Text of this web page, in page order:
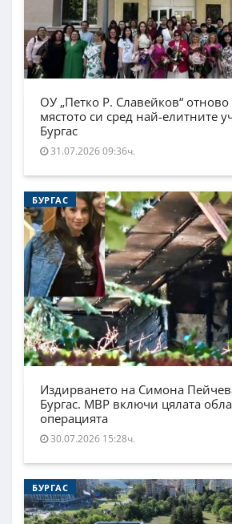
ОУ „Петко Р. Славейков“
мястото си сред най-елитните
Бургас
31.07.2026 09:36ч.
БУРГАС
Издирването на Симона
Бургас. МВР включи цялата
операцията
30.07.2026 15:28ч.
БУРГАС